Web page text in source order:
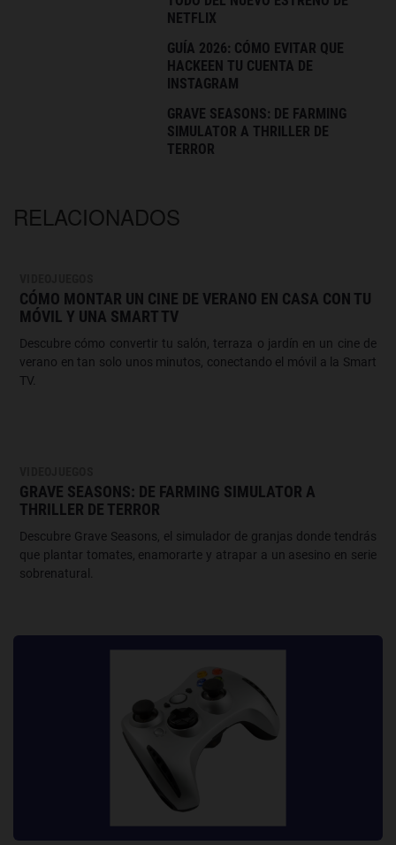
NETFLIX
GUÍA 2026: CÓMO EVITAR QUE
HACKEEN TU CUENTA DE
INSTAGRAM
GRAVE SEASONS: DE FARMING
SIMULATOR A THRILLER DE
TERROR
RELACIONADOS
CÓMO MONTAR UN CINE DE VERANO EN CASA CON TU
MÓVIL Y UNA SMART TV
Descubre cómo convertir tu salón, terraza o jardín en un cine de
verano en tan solo unos minutos, conectando el móvil a la Smart
TV.
GRAVE SEASONS: DE FARMING SIMULATOR A
THRILLER DE TERROR
Descubre Grave Seasons, el simulador de granjas donde tendrás
que plantar tomates, enamorarte y atrapar a un asesino en serie
sobrenatural.